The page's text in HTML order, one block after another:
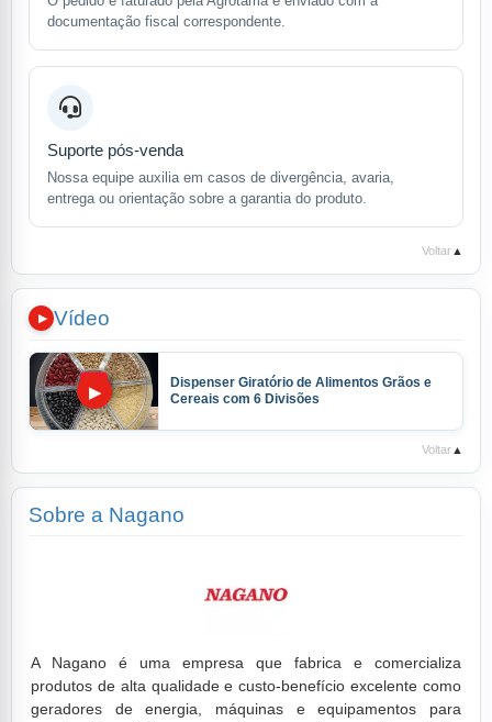
documentação fiscal correspondente.
Suporte pós-venda
Nossa equipe auxilia em casos de divergência, avaria,
entrega ou orientação sobre a garantia do produto.
Voltar▲
Vídeo
▶
Dispenser Giratório de Alimentos Grãos e
Cereais com 6 Divisões
Voltar▲
Sobre a Nagano
A Nagano é uma empresa que fabrica e comercializa
produtos de alta qualidade e custo-benefício excelente como
geradores de energia, máquinas e equipamentos para